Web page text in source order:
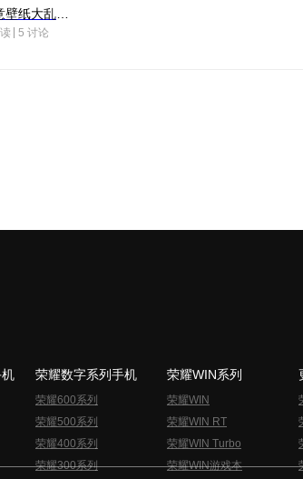
5 讨论
荣耀数字系列手机
荣耀600系列
荣耀500系列
荣耀400系列
荣耀300系列
荣耀WIN系列
荣耀WIN
荣耀WIN RT
荣耀WIN Turbo
荣耀WIN游戏本